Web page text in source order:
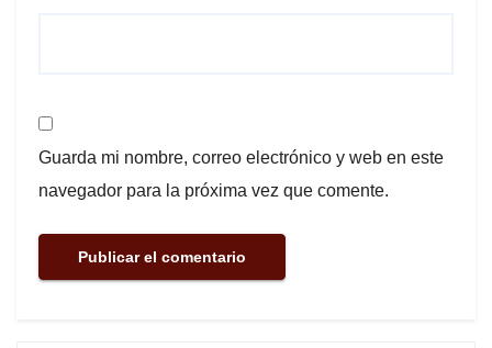
Guarda mi nombre, correo electrónico y web en este
navegador para la próxima vez que comente.